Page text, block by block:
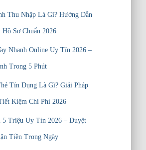
Thu Nhập Là Gì? Hướng Dẫn
Sơ Chuẩn 2026
Nhanh Online Uy Tín 2026 –
Trong 5 Phút
Tín Dụng Là Gì? Giải Pháp
Kiệm Chi Phí 2026
5 Triệu Uy Tín 2026 – Duyệt
Tiền Trong Ngày